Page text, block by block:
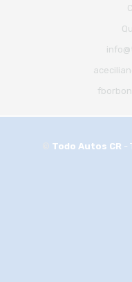
Todo Autos CR -